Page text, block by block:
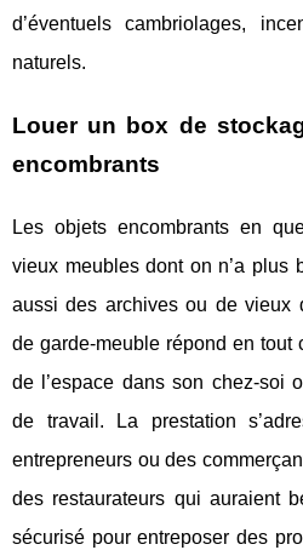
d’éventuels cambriolages,
naturels.
Louer un box de
encombrants
Les objets encombrants en
vieux meubles dont on n’a plus
aussi des archives ou de vieux
de garde-meuble répond en tout
de l’espace dans son chez-soi
de travail. La prestation
entrepreneurs ou des
des restaurateurs qui auraient
sécurisé pour entreposer des